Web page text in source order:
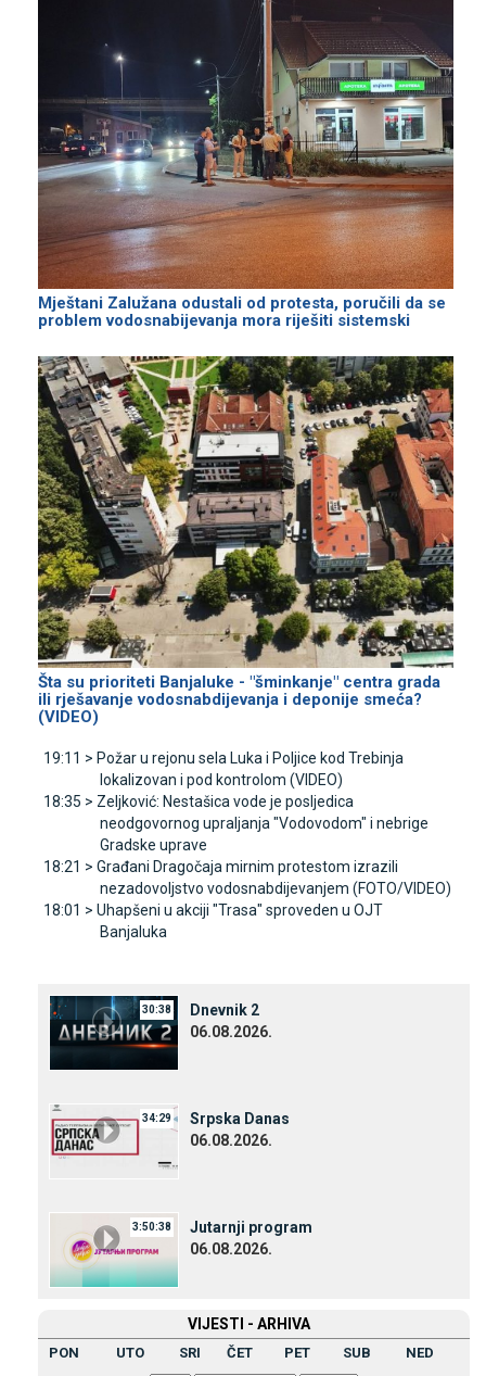
Mještani Zalužana odustali od protesta, poručili da se
problem vodosnabijevanja mora riješiti sistemski
Šta su prioriteti Banjaluke - "šminkanje" centra grada
ili rješavanje vodosnabdijevanja i deponije smeća?
(VIDEO)
19:11 > Požar u rejonu sela Luka i Poljice kod Trebinja
lokalizovan i pod kontrolom (VIDEO)
18:35 > Zeljković: Nestašica vode je posljedica
neodgovornog upraljanja "Vodovodom" i nebrige
Gradske uprave
18:21 > Građani Dragočaja mirnim protestom izrazili
nezadovoljstvo vodosnabdijevanjem (FOTO/VIDEO)
18:01 > Uhapšeni u akciji "Trasa" sproveden u OЈT
Banjaluka
30:38
Dnevnik 2
06.08.2026.
34:29
Srpska Danas
06.08.2026.
3:50:38
Јutarnji program
06.08.2026.
VIЈESTI - ARHIVA
PON UTO SRI ČET PET SUB NED